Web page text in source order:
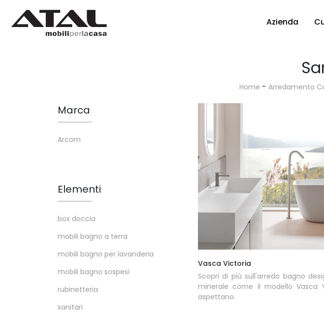
Azienda
Home - Arredamento
Vasca Victoria
Scopri di più sull'arredo bagno
minerale come il modello Vasca
aspettano.
Marca
Arcom
Elementi
box doccia
mobili bagno a terra
mobili bagno per lavanderia
mobili bagno sospesi
rubinetteria
sanitari